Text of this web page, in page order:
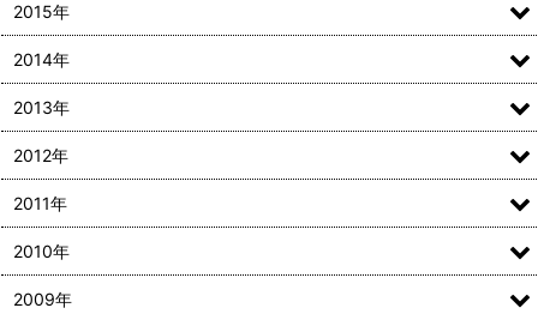
2015年
2014年
2013年
2012年
2011年
2010年
2009年